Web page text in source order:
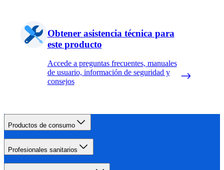
Obtener asistencia técnica para
este producto
Accede a preguntas frecuentes, manuales
de usuario, información de seguridad y
consejos
Productos de consumo
Profesionales sanitarios